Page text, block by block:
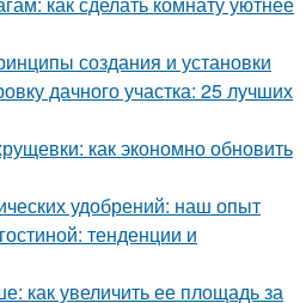
создания и установки
дачного участка: 25 лучших
как экономно обновить
удобрений: наш опыт
тенденции и
как увеличить ее площадь за